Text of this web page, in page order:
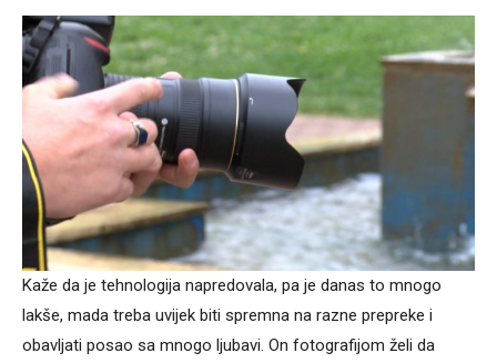
Kaže da je tehnologija napredovala, pa je danas to mnogo
lakše, mada treba uvijek biti spremna na razne prepreke i
obavljati posao sa mnogo ljubavi. On fotografijom želi da